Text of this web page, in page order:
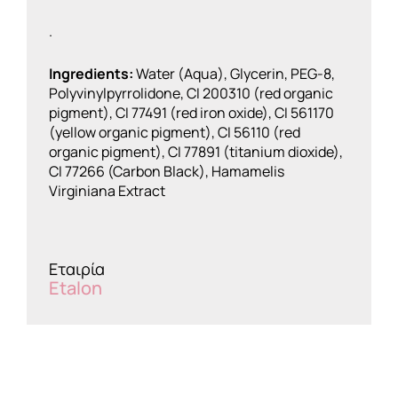
.
Ingredients:Water (Aqua), Glycerin, PEG-8,
Polyvinylpyrrolidone, CI 200310 (red organic
pigment), CI 77491 (red iron oxide), CI 561170
(yellow organic pigment), CI 56110 (red
organic pigment), CI 77891 (titanium dioxide),
CI 77266 (Carbon Black), Hamamelis
Virginiana Extract
Εταιρία
Etalon